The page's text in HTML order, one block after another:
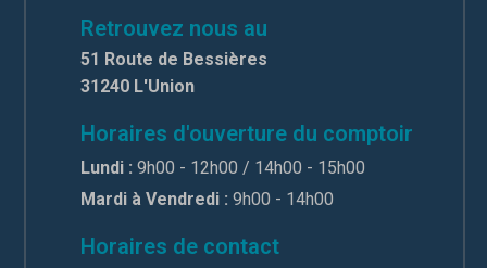
Retrouvez nous au
51 Route de Bessières
31240 L'Union
Horaires d'ouverture du comptoir
Lundi : 9h00 - 12h00 / 14h00 - 15h00
Mardi à Vendredi : 9h00 - 14h00
Horaires de contact